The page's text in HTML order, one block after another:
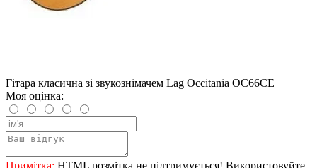
Гітара класична зі звукознімачем Lag Occitania OC66CE
Моя оцінка:
Примітка: HTML розмітка не підтримується! Використовуйте